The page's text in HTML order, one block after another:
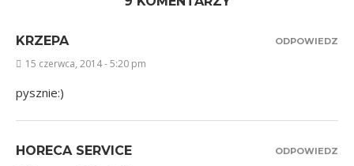
KRZEPA
15 czerwca, 2014 - 5:20 pm
pysznie:)
ODPOWIEDZ
HORECA SERVICE ODPOWIEDZ